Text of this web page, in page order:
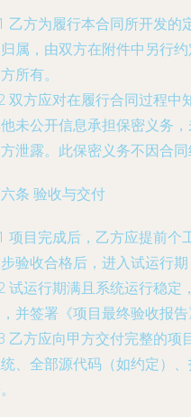
乙方为履行本合同所开发的
属，由双方在附件中另行
所有。
双方应对在履行合同过程中
未公开信息承担保密义务
泄露。此保密义务不因合同
条 验收与交付
项目完成后，乙方应提前个
验收合格后，进入试运行
试运行期满且系统运行稳定
并签署《项目最终验收报告
乙方应向甲方交付完整的项
、全部源代码（如约定）